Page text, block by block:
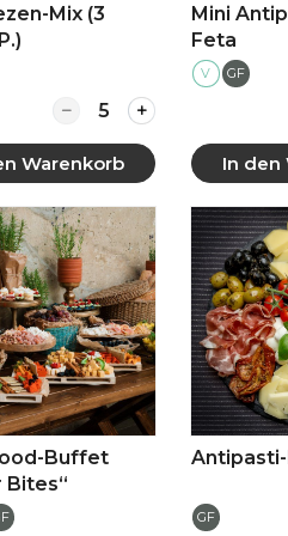
Avocado-Salat
anzeigen
Mix (3
Quantity for Mini
Warenkorb
Mehr
Mini
Feta
V GF
In den
Buffet
Bites“
GF